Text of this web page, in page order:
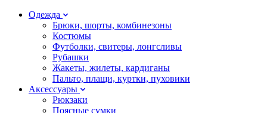
Одежда
Брюки, шорты, комбинезоны
Костюмы
Футболки, свитеры, лонгсливы
Рубашки
Жакеты, жилеты, кардиганы
Пальто, плащи, куртки, пуховики
Аксессуары
Рюкзаки
Поясные сумки